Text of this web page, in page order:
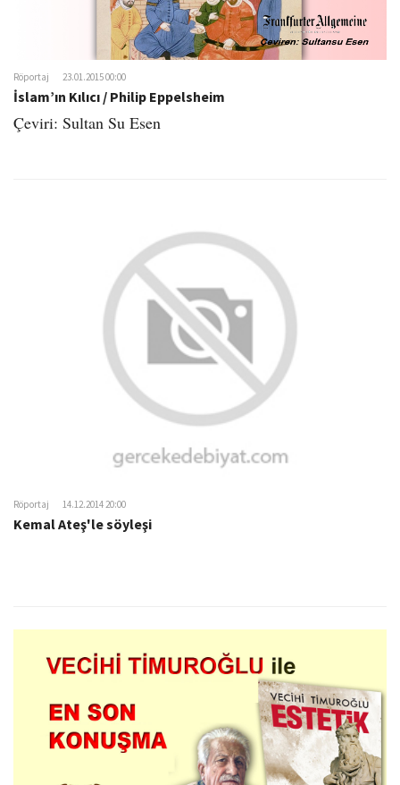
Röportaj 23.01.2015 00:00
İslam’ın Kılıcı / Philip Eppelsheim
Çeviri: Sultan Su Esen
Röportaj 14.12.2014 20:00
Kemal Ateş'le söyleşi